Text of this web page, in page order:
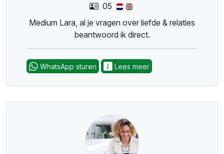
05
Medium Lara, al je vragen over liefde & relaties
beantwoord ik direct.
WhatsApp sturen Lees meer